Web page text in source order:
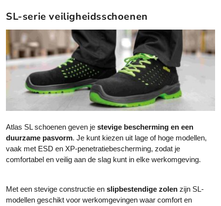
SL-serie veiligheidsschoenen
Atlas SL schoenen geven je stevige bescherming en een
duurzame pasvorm. Je kunt kiezen uit lage of hoge modellen,
vaak met ESD en XP-penetratiebescherming, zodat je
comfortabel en veilig aan de slag kunt in elke werkomgeving.
Met een stevige constructie en slipbestendige zolen zijn SL-
modellen geschikt voor werkomgevingen waar comfort en